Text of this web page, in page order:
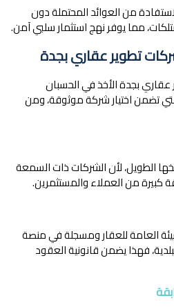
من العوائد المحتملة دون
مما يوفر نهج استثمار سلبي آمن.
بجدة الأخذ في الحسبان
تضمن اختيار شركة موثوقة، ومن
الطويل، لأن الشركات ذات السمعة
كبيرة من العملاء والمستثمرين.
العامة للعقار ومسجلة في منصة
فهذا يضمن قانونية العقود